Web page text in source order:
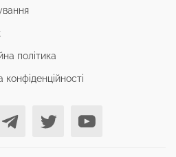
політика
конфіденційності